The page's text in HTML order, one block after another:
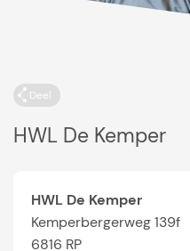
Deel
HWL De Kemper
HWL De Kemper
Kemperbergerweg 139f
6816 RP